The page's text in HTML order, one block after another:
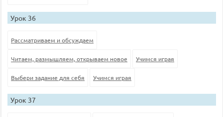
Урок 36
Рассматриваем и обсуждаем
Читаем, размышляем, открываем новое Учимся играя
Выбери задание для себя Учимся играя
Урок 37